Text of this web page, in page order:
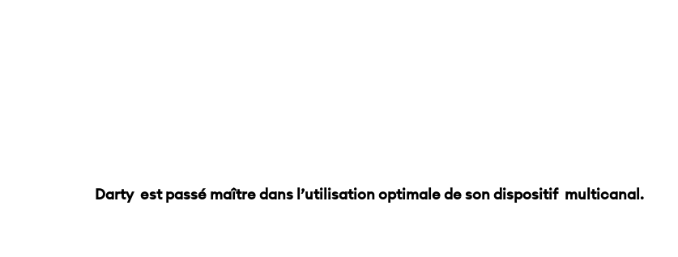
Darty est passé maître dans l’utilisation optimale de son dispositif multicanal.